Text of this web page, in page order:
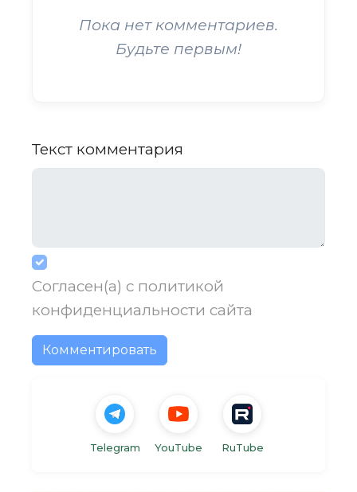
Пока нет комментариев.
Будьте первым!
Текст комментария
Согласен(а) с политикой
конфиденциальности сайта
Комментировать
Telegram YouTube RuTube